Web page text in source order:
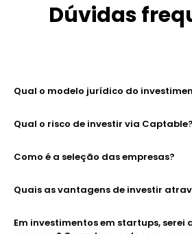
Dúvidas
Qual o modelo jurídico do
Qual o risco de investir via Captable?
Como é a seleção das empresas?
Quais as vantagens de investir
Em investimentos em startups, serei